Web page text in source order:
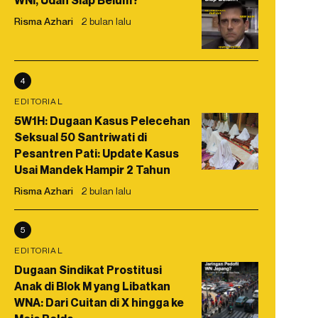
Risma Azhari 2 bulan lalu
4
EDITORIAL
5W1H: Dugaan Kasus Pelecehan
Seksual 50 Santriwati di
Pesantren Pati: Update Kasus
Usai Mandek Hampir 2 Tahun
Risma Azhari 2 bulan lalu
5
EDITORIAL
Dugaan Sindikat Prostitusi
Anak di Blok M yang Libatkan
WNA: Dari Cuitan di X hingga ke